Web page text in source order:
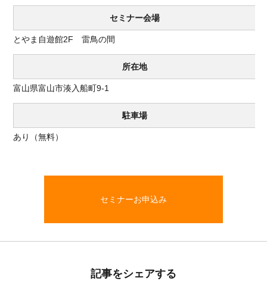
セミナー会場
とやま自遊館2F 雷鳥の間
所在地
富山県富山市湊入船町9-1
駐車場
あり（無料）
セミナーお申込み
記事をシェアする